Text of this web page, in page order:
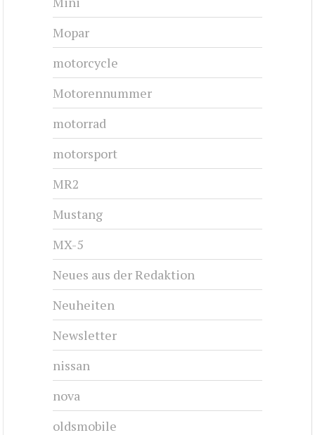
Mopar
motorcycle
Motorennummer
motorrad
motorsport
MR2
Mustang
MX-5
Neues aus der Redaktion
Neuheiten
Newsletter
nissan
nova
oldsmobile